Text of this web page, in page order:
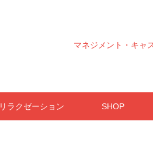
マネジメント・キャ
リラクゼーション SHOP